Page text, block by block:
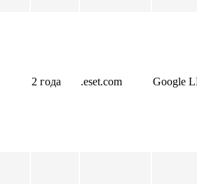
2 года .eset.com Google